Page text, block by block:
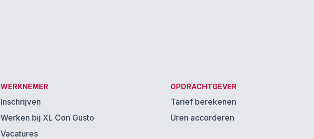
WERKNEMER
Inschrijven
Werken bij XL Con Gusto
Vacatures
OPDRACHTGEVER
Tarief berekenen
Uren accorderen